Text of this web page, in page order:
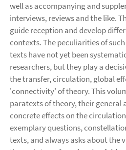
well as accompanying and
interviews, reviews and the like.
guide reception and develop
contexts. The peculiarities of
texts have not yet been
researchers, but they play a
the transfer, circulation, global
'connectivity' of theory. This
paratexts of theory, their general
concrete effects on the
exemplary questions,
texts, and always asks about the